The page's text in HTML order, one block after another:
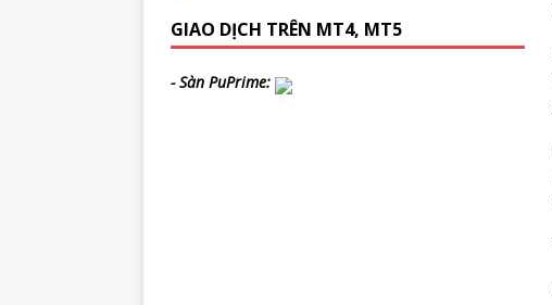
GIAO DỊCH TRÊN MT4, MT5
- Sàn PuPrime: